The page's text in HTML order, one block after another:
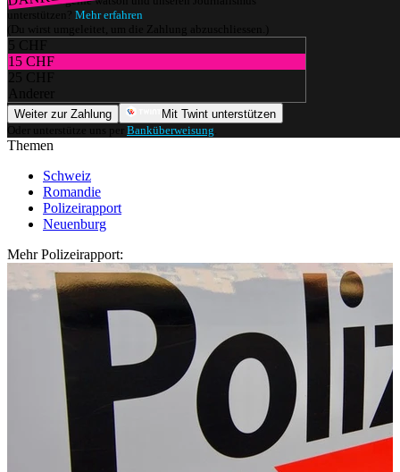
unterstützen? Mehr erfahren
(Du wirst umgeleitet, um die Zahlung abzuschliessen.)
5 CHF
15 CHF
25 CHF
Anderer
Weiter zur Zahlung
Mit Twint unterstützen
Oder unterstütze uns per Banküberweisung
Themen
Schweiz
Romandie
Polizeirapport
Neuenburg
Mehr Polizeirapport: